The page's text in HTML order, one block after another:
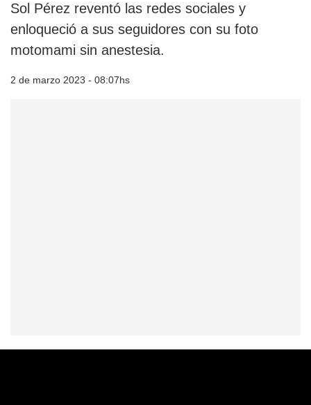
Sol Pérez reventó las redes sociales y
enloqueció a sus seguidores con su foto
motomami sin anestesia.
2 de marzo 2023 - 08:07hs